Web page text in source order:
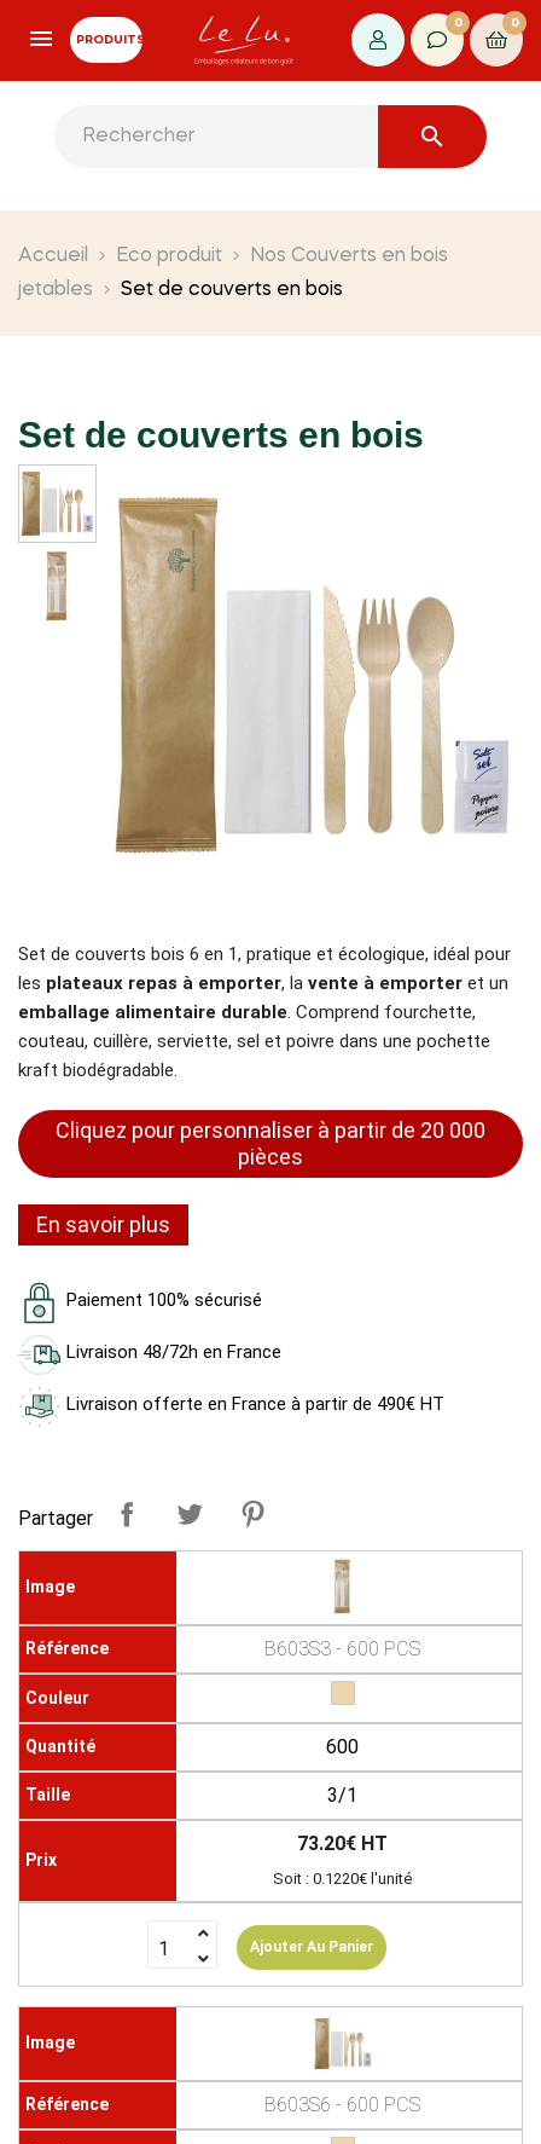
PRODUITS
0 0

Accueil Eco produit
Nos Couverts en bois
jetables
Set de couverts en bois
Set de couverts en bois
Set de couverts bois 6 en 1, pratique et écologique, idéal pour
les plateaux repas à emporter, la vente à emporter et un
emballage alimentaire durable. Comprend fourchette,
couteau, cuillère, serviette, sel et poivre dans une pochette
kraft biodégradable.
Cliquez pour personnaliser à partir de 20 000
pièces
En savoir plus
Paiement 100% sécurisé
Livraison 48/72h en France
Livraison offerte en France à partir de 490€ HT
Partager
B603S3 - 600 PCS
600
3/1
73.20€ HT
Soit : 0.1220€ l'unité
Ajouter Au Panier
B603S6 - 600 PCS